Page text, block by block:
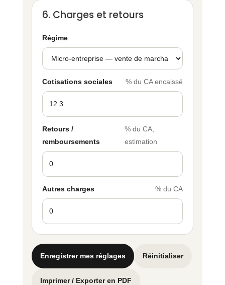
6. Charges et retours
Régime
Cotisations sociales % du CA encaissé
Retours /
remboursements
% du CA,
estimation
Autres charges % du CA
Enregistrer mes réglages Réinitialiser
Imprimer / Exporter en PDF